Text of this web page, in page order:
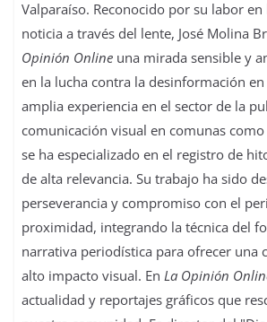
Valparaíso. Reconocido por su labor en
noticia a través del lente, José Molina
Opinión Online una mirada sensible y
en la lucha contra la desinformación
amplia experiencia en el sector de la
comunicación visual en comunas
se ha especializado en el registro de
de alta relevancia. Su trabajo ha sido
perseverancia y compromiso con el
proximidad, integrando la técnica del
narrativa periodística para ofrecer una
alto impacto visual. EnLa Opinión
actualidad y reportajes gráficos que